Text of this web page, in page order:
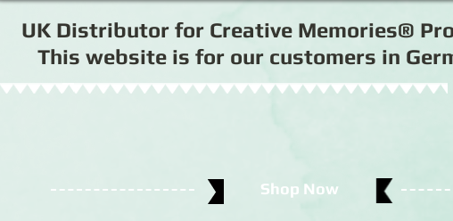
UK Distributor for Creative Memories®
This website is for our customers in
Shop Now